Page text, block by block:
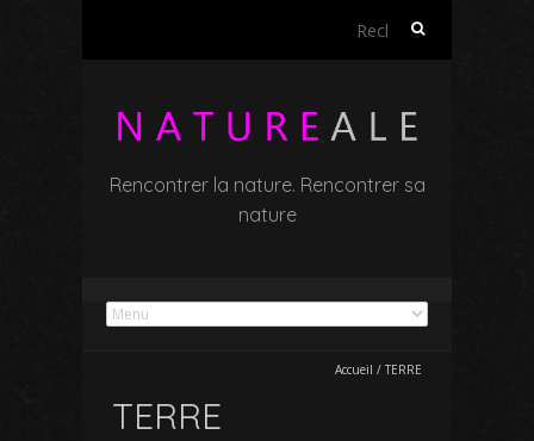
Rechercher :
Rencontrer la nature. Rencontrer sa
nature
Accueil / TERRE
TERRE